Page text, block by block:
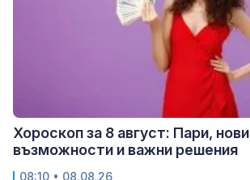
Хороскоп за 8 август: Пари, нови
възможности и важни решения
08:10 • 08.08.26